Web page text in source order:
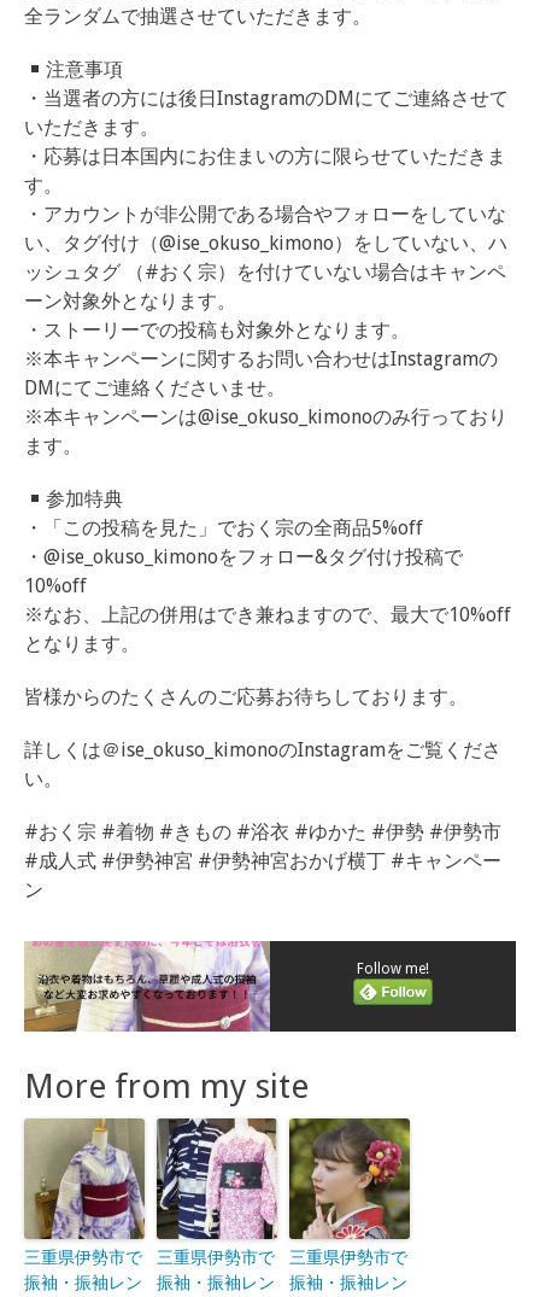
全ランダムで抽選させていただきます。
注意事項
・当選者の方には後日InstagramのDMにてご連絡させて
いただきます。
・応募は日本国内にお住まいの方に限らせていただきま
す。
・アカウントが非公開である場合やフォローをしていな
い、タグ付け（@ise_okuso_kimono）をしていない、ハ
ッシュタグ （#おく宗）を付けていない場合はキャンペ
ーン対象外となります。
・ストーリーでの投稿も対象外となります。
※本キャンペーンに関するお問い合わせはInstagramの
DMにてご連絡くださいませ。
※本キャンペーンは@ise_okuso_kimonoのみ行っており
ます。
参加特典
・「この投稿を見た」でおく宗の全商品5%off
・@ise_okuso_kimonoをフォロー&タグ付け投稿で
10%off
※なお、上記の併用はでき兼ねますので、最大で10%off
となります。
皆様からのたくさんのご応募お待ちしております。
詳しくは＠ise_okuso_kimonoのInstagramをご覧くださ
い。
#おく宗 #着物 #きもの #浴衣 #ゆかた #伊勢 #伊勢市
#成人式 #伊勢神宮 #伊勢神宮おかげ横丁 #キャンペー
ン
Follow me!
More from my site
三重県伊勢市で
振袖・振袖レン
三重県伊勢市で
振袖・振袖レン
三重県伊勢市で
振袖・振袖レン